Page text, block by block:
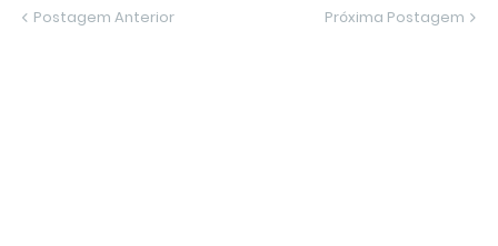
Postagem Anterior Próxima Postagem